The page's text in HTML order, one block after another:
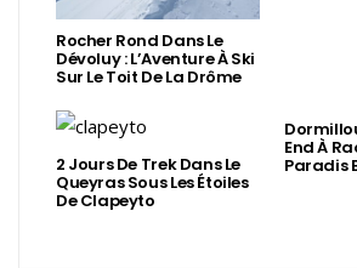
Rocher Rond Dans Le
Dévoluy : L’Aventure À Ski
Sur Le Toit De La Drôme
2 Jours De Trek Dans Le
Queyras Sous Les Étoiles
De Clapeyto
End À
Paradis